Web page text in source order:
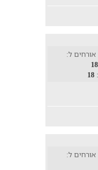
ל:
18
18
ל: